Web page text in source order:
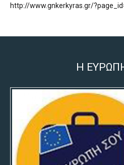
http://www.gnkerkyras.gr/
Η